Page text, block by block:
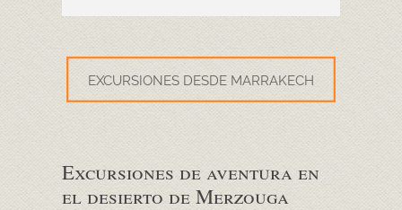
EXCURSIONES DESDE MARRAKECH
Excursiones de aventura en
el desierto de Merzouga